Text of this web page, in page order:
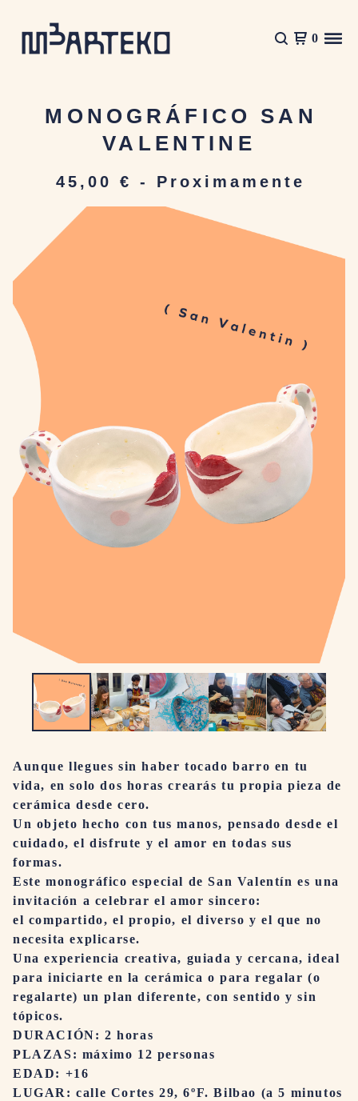
0
MONOGRÁFICO SAN
VALENTINE
45,00 € - Proximamente
Aunque llegues sin haber tocado barro en tu
vida, en solo dos horas crearás tu propia pieza de
cerámica desde cero.
Un objeto hecho con tus manos, pensado desde el
cuidado, el disfrute y el amor en todas sus
formas.
Este monográfico especial de San Valentín es una
invitación a celebrar el amor sincero:
el compartido, el propio, el diverso y el que no
necesita explicarse.
Una experiencia creativa, guiada y cercana, ideal
para iniciarte en la cerámica o para regalar (o
regalarte) un plan diferente, con sentido y sin
tópicos.
DURACIÓN: 2 horas
PLAZAS: máximo 12 personas
EDAD: +16
LUGAR: calle Cortes 29, 6ºF. Bilbao (a 5 minutos